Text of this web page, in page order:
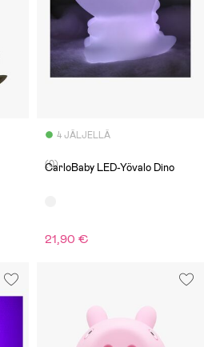
4 JÄLJELLÄ
(0)
CarloBaby LED-Yövalo Dino
21,90 €